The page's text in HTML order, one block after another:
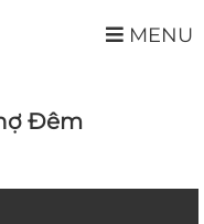
MENU
Đêm